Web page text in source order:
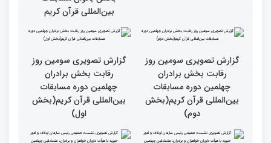
قران کریم (بخش اول)
سرلوحه امور خود قرار دهند
کتاب قرآن با قلب ما مرتبط
و قابل توصیف نیست
جزئیات سومین روز رقابت
بخش بانوان مسابقات
بین‌المللی قرآن کریم